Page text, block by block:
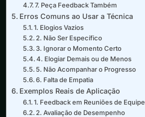
7. Peça Feedback Também
Erros Comuns ao Usar a Técnica
1. Elogios Vazios
2. Não Ser Específico
3. Ignorar o Momento Certo
4. Elogiar Demais ou de Menos
5. Não Acompanhar o Progresso
6. Falta de Empatia
Exemplos Reais de Aplicação
1. Feedback em Reuniões de Equipe
2. Avaliação de Desempenho